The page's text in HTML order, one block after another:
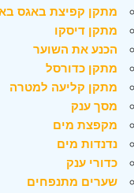
מתקן קפיצת באגס
מתקן דיסקו
הכנע את השוער
מתקן כדורסל
מתקן קליעה למטרה
מסך ענק
מקפצת מים
נדנדות מים
כדורי ענק
שערים מתנפחים